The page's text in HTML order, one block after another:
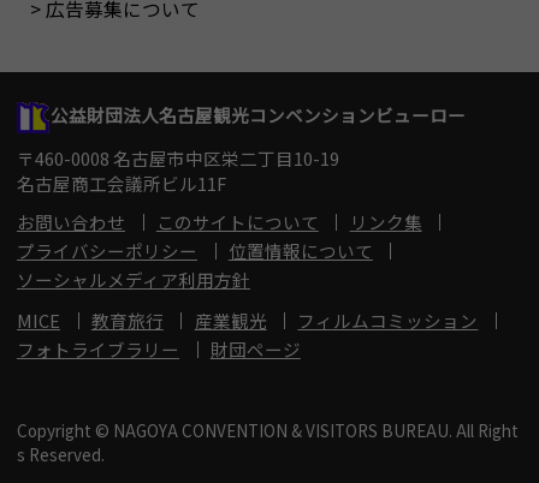
広告募集について
公益財団法人名古屋観光コンベンションビューロー
〒460-0008 名古屋市中区栄二丁目10-19
名古屋商工会議所ビル11F
お問い合わせ
このサイトについて
リンク集
プライバシーポリシー
位置情報について
ソーシャルメディア利用方針
MICE
教育旅行 産業観光
フィルムコミッション
フォトライブラリー
財団ページ
Copyright © NAGOYA CONVENTION & VISITORS BUREAU. All Right
s Reserved.